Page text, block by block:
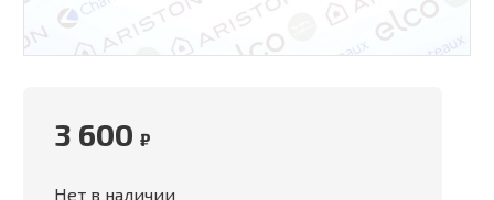
3 600 ₽
Нет в наличии